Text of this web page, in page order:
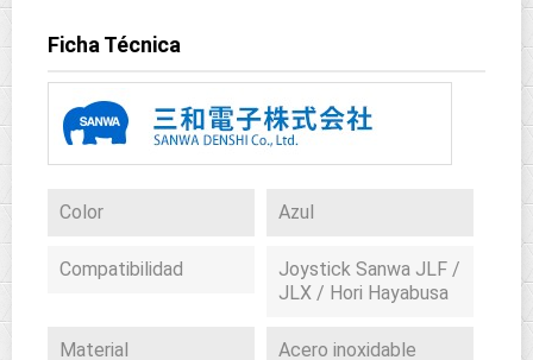
Ficha Técnica
Color Azul
Compatibilidad
Joystick Sanwa JLF /
JLX / Hori Hayabusa
Material Acero inoxidable